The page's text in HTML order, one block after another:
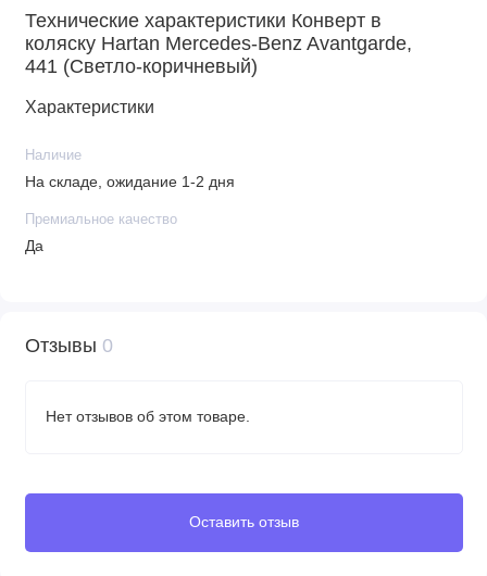
Технические характеристики Конверт в
коляску Hartan Mercedes-Benz Avantgarde,
441 (Светло-коричневый)
Характеристики
Наличие
На складе, ожидание 1-2 дня
Премиальное качество
Да
Отзывы 0
Нет отзывов об этом товаре.
Оставить отзыв